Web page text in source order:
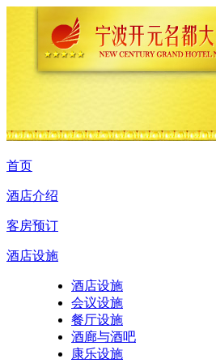
首页
酒店介绍
客房预订
酒店设施
酒店设施
会议设施
餐厅设施
酒廊与酒吧
康乐设施